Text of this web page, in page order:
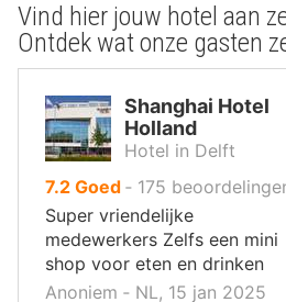
Vind hier jouw hotel aan
Ontdek wat onze gasten
Shanghai Hotel
Holland
Hotel in Delft
7.2uit
10
,
Goed ‐ 175
Super vriendelijke
medewerkers Zelfs een mini
shop voor eten en drinken
Anoniem ‐ NL, 15 jan 2025